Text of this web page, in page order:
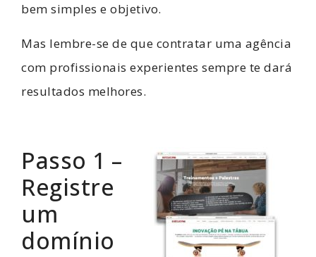
bem simples e objetivo.
Mas lembre-se de que contratar uma agência
com profissionais experientes sempre te dará
resultados melhores.
Passo 1 –
Registre
um
domínio